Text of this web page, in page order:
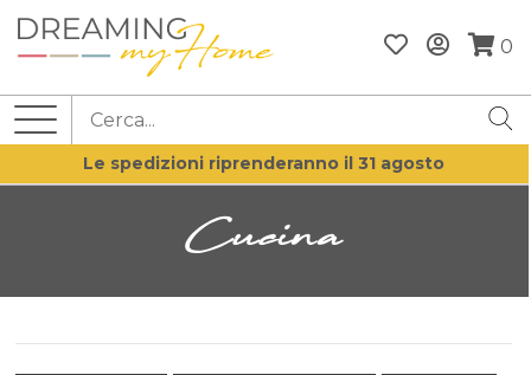
0
Le spedizioni riprenderanno il 31 agosto
Cucina